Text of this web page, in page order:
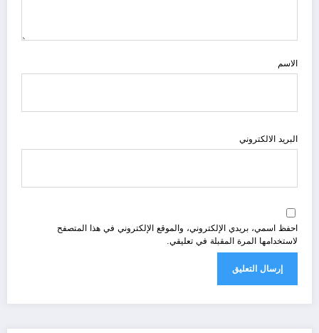
الاسم
البريد الالكتروني
احفظ اسمي، بريدي الإلكتروني، والموقع الإلكتروني في هذا المتصفح
لاستخدامها المرة المقبلة في تعليقي.